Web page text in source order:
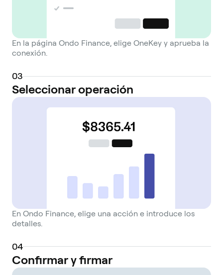
En la página Ondo Finance, elige OneKey y aprueba la
conexión.
03
Seleccionar operación
En Ondo Finance, elige una acción e introduce los
detalles.
04
Confirmar y firmar